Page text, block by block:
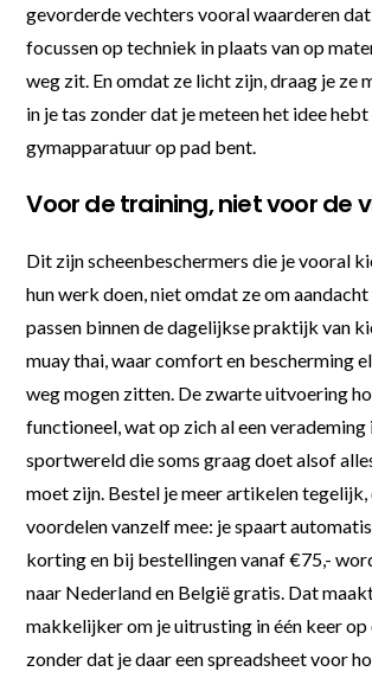
gevorderde vechters vooral waarderen
focussen op techniek in plaats van op
weg zit. En omdat ze licht zijn, draag je ze
in je tas zonder dat je meteen het idee
gymapparatuur op pad bent.
Voor de training, niet voor de
Dit zijn scheenbeschermers die je vooral
hun werk doen, niet omdat ze om
passen binnen de dagelijkse praktijk van
muay thai, waar comfort en bescherming
weg mogen zitten. De zwarte uitvoering
functioneel, wat op zich al een verademing
sportwereld die soms graag doet alsof
moet zijn. Bestel je meer artikelen tegelijk,
voordelen vanzelf mee: je spaart
korting en bij bestellingen vanaf €75,-
naar Nederland en België gratis. Dat
makkelijker om je uitrusting in één keer op
zonder dat je daar een spreadsheet voor